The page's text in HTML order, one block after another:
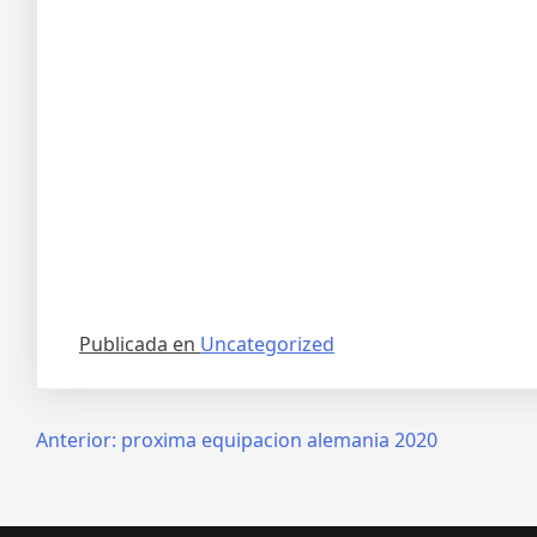
Publicada en Uncategorized
Navegación
Anterior: proxima equipacion alemania 2020